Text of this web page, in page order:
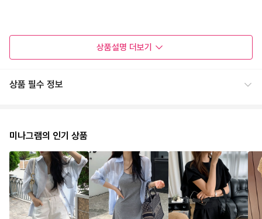
상품설명 더보기
상품 필수 정보
미나그램의 인기 상품